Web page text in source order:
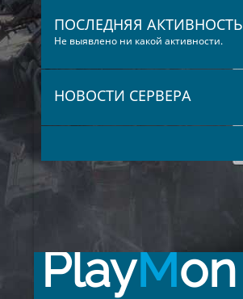
ПОСЛЕДНЯЯ АКТИВНОСТЬ
Не выявлено ни какой активности.
НОВОСТИ СЕРВЕРА
PlayMon